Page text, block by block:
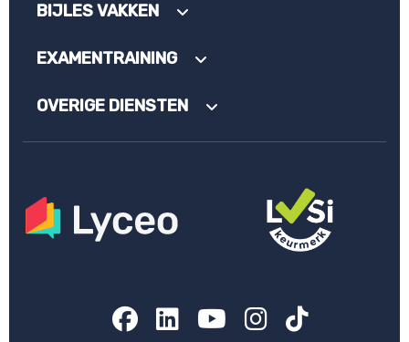
BIJLES VAKKEN
EXAMENTRAINING
OVERIGE DIENSTEN
Facebook
LinkedIn
YouTube
Instagram
TikTok